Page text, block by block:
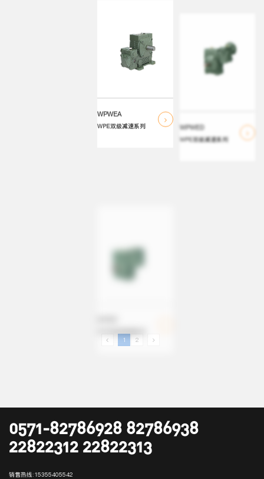
WPWEA
WPE双级减速系列 WPE双级减速系列
1 2
0571-82786928 82786938
22822312 22822313
销售热线:15355405542